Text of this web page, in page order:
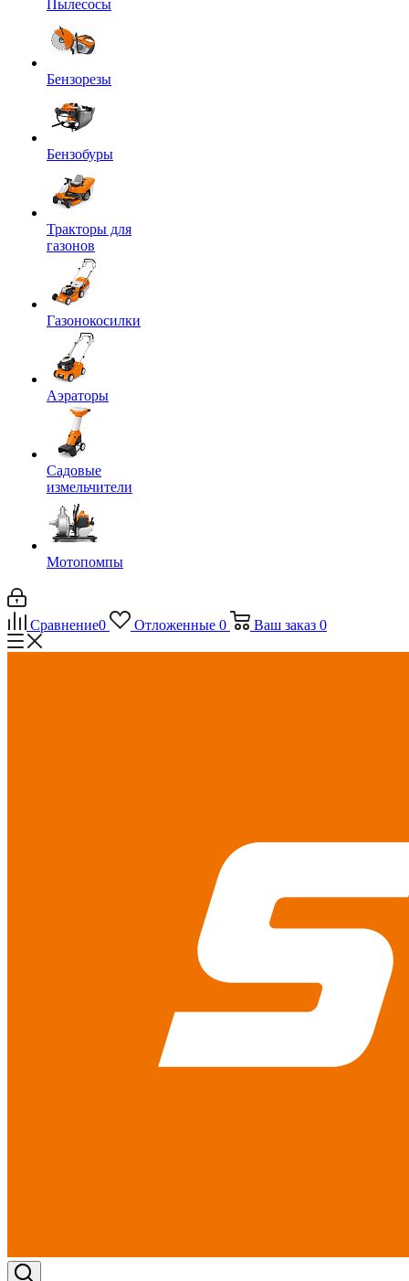
Пылесосы
Бензорезы
Бензобуры
Тракторы для
газонов
Газонокосилки
Аэраторы
Садовые
измельчители
Мотопомпы
Сравнение0 Отложенные 0 Ваш заказ 0